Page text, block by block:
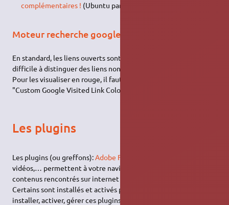
complémentaires ! (Ubuntu party)
Moteur recherche google
En standard, les liens ouverts sont de couleur bleu-indigo,
difficile à distinguer des liens non ouverts de couleur bleue.
Pour les visualiser en rouge, il faut installer l'extention
"Custom Google Visited Link Color".
Les plugins
Les plugins (ou greffons):Adobe Flash Player™
vidéos,… permettent à votre navigateur de lire les différents
contenus rencontrés sur internet (animations/vidéos, Java…).
Certains sont installés et activés par défaut, d'autres non. Pour
installer, activer, gérer ces plugins, dans le menu de Firefox,